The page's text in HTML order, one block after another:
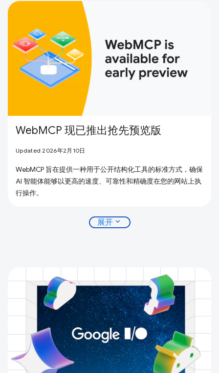
WebMCP 现已推出抢先预览版
Updated 2026年2月10日
WebMCP 旨在提供一种用于公开结构化工具的标准方式，确保
AI 智能体能够以更高的速度、可靠性和精确度在您的网站上执
行操作。
展开 expand_more